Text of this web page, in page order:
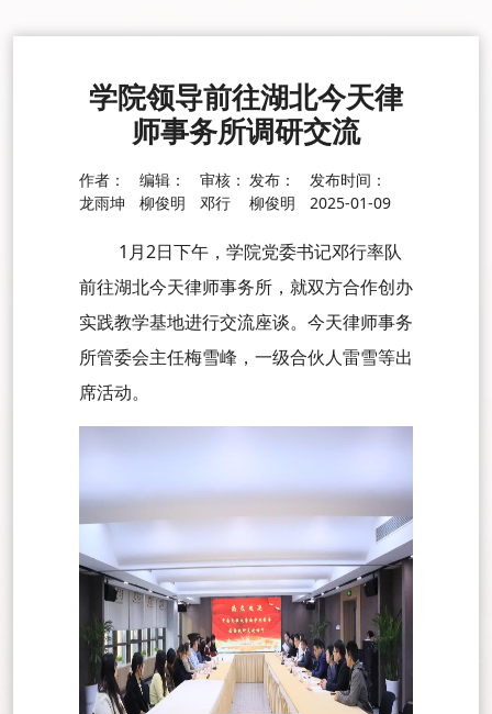
学院领导前往湖北今天律
师事务所调研交流
作者：
龙雨坤
编辑：
柳俊明
审核：
邓行
发布：
柳俊明
发布时间：
2025-01-09
1月2日下午，学院党委书记邓行率队
前往湖北今天律师事务所，就双方合作创办
实践教学基地进行交流座谈。今天律师事务
所管委会主任梅雪峰，一级合伙人雷雪等出
席活动。